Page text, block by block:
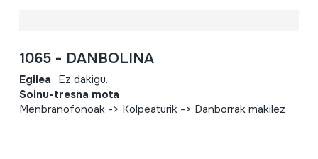
1065 - DANBOLINA
Egilea Ez dakigu.
Soinu-tresna mota
Menbranofonoak -> Kolpeaturik -> Danborrak makilez